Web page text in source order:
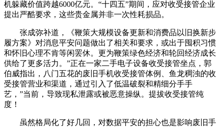
机躲藏价值跨越6000亿元。“十四五”期间，应对收受接管企业
提出严酷要求，这些贵金属并非一次性耗损品。
张成弥补道，《鞭策大规模设备更新和消费品以旧换新步
履方案》对消息平安问题做出了相关和要求，或出于囤积习惯
和怀旧心理不肯等闲罢休。更为鞭策绿色经济和轮回经济成长
供给了更多活力。”正在一家二手电子设备收受接管坐点，郭
伯威指出，八门五花的废旧手机收受接管体例、鱼龙稠浊的收
受接管营业和渠道，通过引入了低温破裂和精细分手手
艺，”当前，导致现私泄露或被恶意操纵。提拔收受接管纯
度！
虽然格局化了好几回，对数据平安的担心也是影响废旧手